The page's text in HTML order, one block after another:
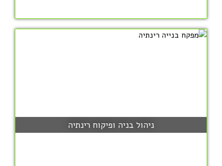
ניהול בניה ופיקוח רינתיה